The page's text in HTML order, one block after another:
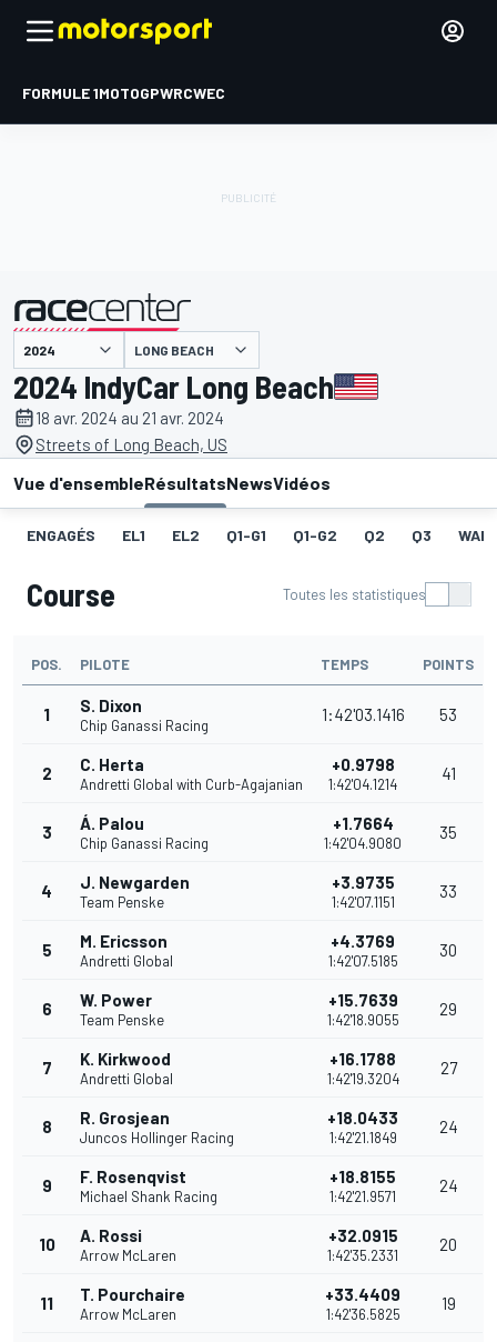
FORMULE 1MOTOGPWRCWEC
présenté par LONG BEACH
2024 IndyCar Long Beach
18 avr. 2024 au 21 avr. 2024
Streets of Long Beach, US
Vue d'ensembleRésultatsNewsVidéos
ENGAGÉS EL1 EL2 Q1-G1 Q1-G2 Q2 Q3
Course Toutes les statistiques
POS. PILOTE TEMPS POINTS
1 S. Dixon
Chip Ganassi Racing
1:42'03.1416 53
2 C. Herta
Andretti Global with Curb-Agajanian
+0.9798
1:42'04.1214
41
3 Á. Palou
Chip Ganassi Racing
+1.7664
1:42'04.9080
35
4 J. Newgarden
Team Penske
+3.9735
1:42'07.1151
33
5 M. Ericsson
Andretti Global
+4.3769
1:42'07.5185
30
6 W. Power
Team Penske
+15.7639
1:42'18.9055
29
7 K. Kirkwood
Andretti Global
+16.1788
1:42'19.3204
27
8 R. Grosjean
Juncos Hollinger Racing
+18.0433
1:42'21.1849
24
9 F. Rosenqvist
Michael Shank Racing
+18.8155
1:42'21.9571
24
10 A. Rossi
Arrow McLaren
+32.0915
1:42'35.2331
20
11 T. Pourchaire
Arrow McLaren
+33.4409
1:42'36.5825
19